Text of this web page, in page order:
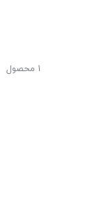
1 محصول